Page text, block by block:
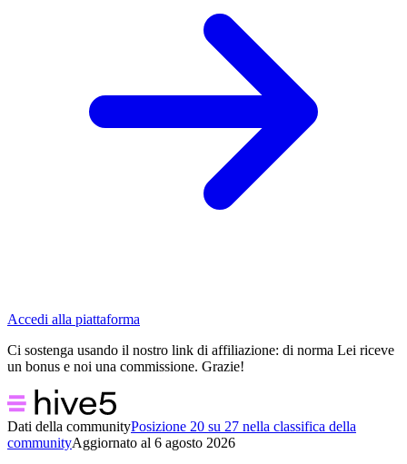
Accedi alla piattaforma
Ci sostenga usando il nostro link di affiliazione: di norma Lei riceve
un bonus e noi una commissione. Grazie!
Dati della communityPosizione 20 su 27 nella classifica della
communityAggiornato al 6 agosto 2026